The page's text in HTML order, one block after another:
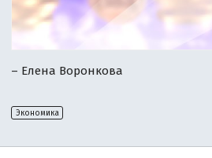
– Елена Воронкова
Экономика